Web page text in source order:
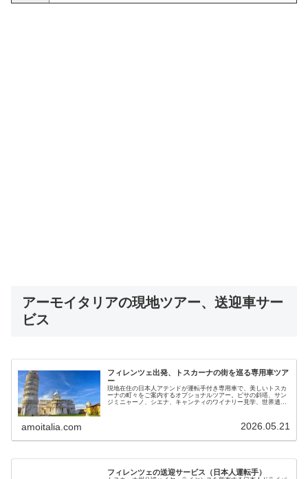
アーモイタリアの現地ツアー、送迎車サー
ビス
フィレンツェ出発、トスカーナの街を巡る専用車ツア
ー
現地在住の日本人アテンドが運転手付き専用車で、美しいトスカ
ーナの町々をご案内するオプショナルツアー。ピサの斜塔、サン
ジミニャーノ、シエナ、キャンティのワイナリー見学、世界遺産
amoitalia.com 2026.05.21
フィレンツェの送迎サービス（日本人運転手）